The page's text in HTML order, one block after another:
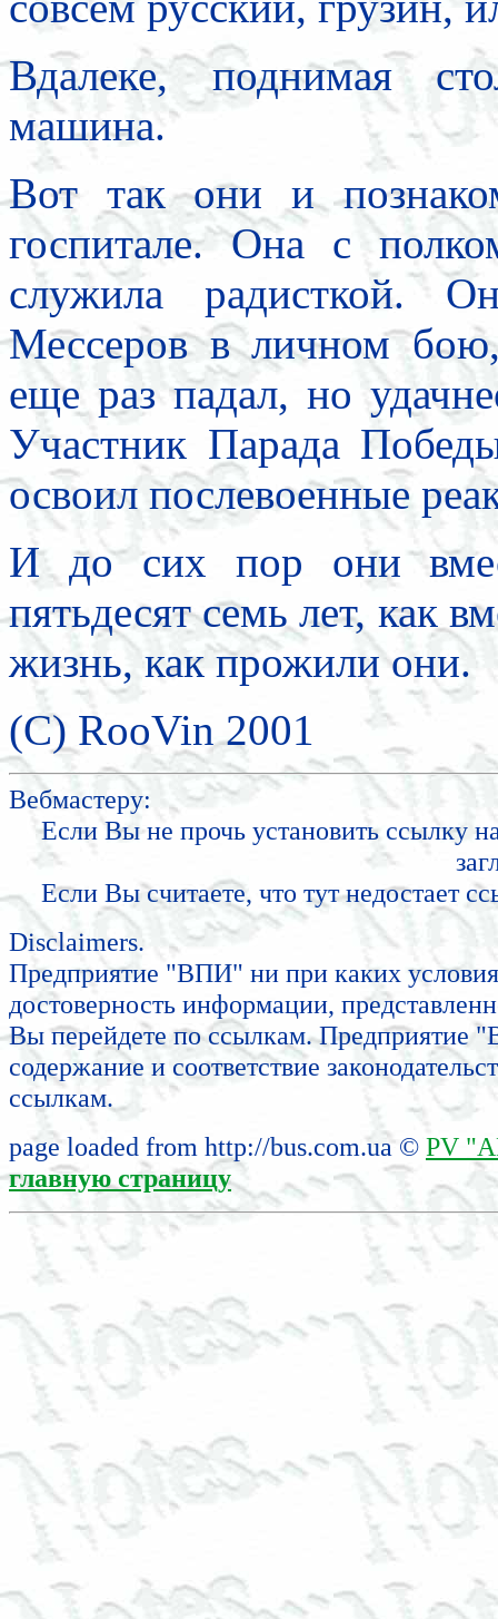
Вдалеке, поднимая
машина.
Вот так они и
госпитале. Она с
служила радисткой.
Мессеров в личном
еще раз падал, но
Участник Парада
освоил послевоенные
И до сих пор они
пятьдесят семь лет, как
жизнь, как прожили они.
(C) RooVin 2001
Вебмастеру:
Если Вы не прочь установить ссылку
Если Вы считаете, что тут недостает
Disclaimers.
Предприятие "ВПИ" ни при каких
достоверность информации,
Вы перейдете по ссылкам. Предприятие
содержание и соответствие
ссылкам.
page loaded from http://bus.com.ua © PV
главную страницу